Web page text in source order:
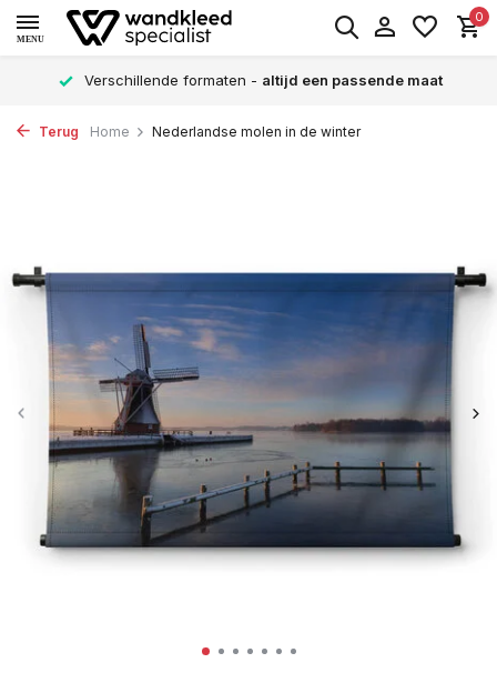
MENU
0
Verschillende formaten - altijd een passende maat
Terug Home Nederlandse molen in de winter